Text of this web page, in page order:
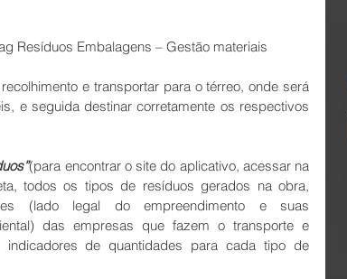
Fig. 17  –  Bag Resíduos Embalagens – Gestão materiais
e transportar para o térreo, onde será
e seguida destinar corretamente os respectivos
(para encontrar o site do aplicativo, acessar na
todos os tipos de resíduos gerados na obra,
(lado legal do empreendimento e suas
das empresas que fazem o transporte e
de quantidades para cada tipo de